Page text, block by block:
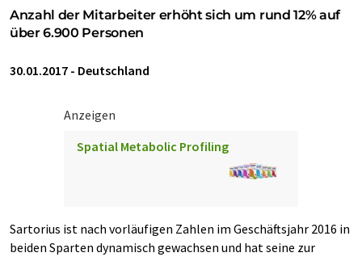
Anzahl der Mitarbeiter erhöht sich um rund 12% auf
über 6.900 Personen
30.01.2017 - Deutschland
Anzeigen
Spatial Metabolic Profiling
Sartorius ist nach vorläufigen Zahlen im Geschäftsjahr 2016 in
beiden Sparten dynamisch gewachsen und hat seine zur